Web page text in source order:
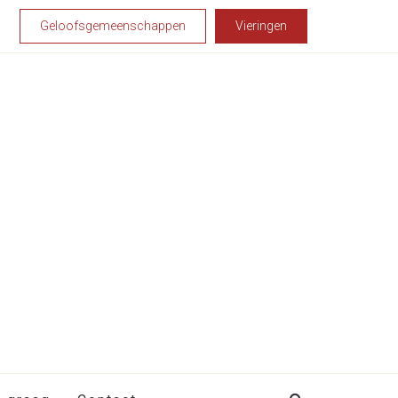
Geloofsgemeenschappen Vieringen